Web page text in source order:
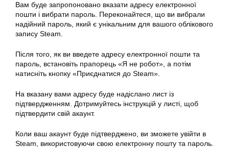
Вам буде запропоновано вказати адресу електронної
пошти і вибрати пароль. Переконайтеся, що ви вибрали
надійний пароль, який є унікальним для вашого облікового
запису Steam.
Після того, як ви введете адресу електронної пошти та
пароль, встановіть прапорець «Я не робот», а потім
натисніть кнопку «Приєднатися до Steam».
На вказану вами адресу буде надіслано лист із
підтвердженням. Дотримуйтесь інструкцій у листі, щоб
підтвердити свій акаунт.
Коли ваш акаунт буде підтверджено, ви зможете увійти в
Steam, використовуючи свою електронну пошту та пароль.